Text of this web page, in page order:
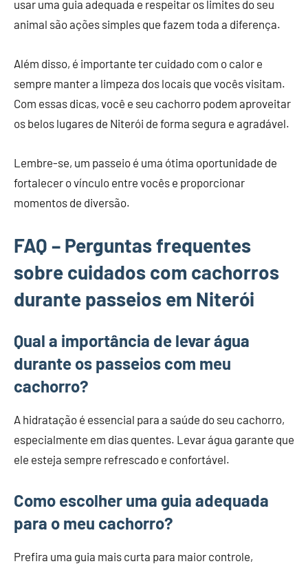
usar uma guia adequada e respeitar os limites do seu
animal são ações simples que fazem toda a diferença.
Além disso, é importante ter cuidado com o calor e
sempre manter a limpeza dos locais que vocês visitam.
Com essas dicas, você e seu cachorro podem aproveitar
os belos lugares de Niterói de forma segura e agradável.
Lembre-se, um passeio é uma ótima oportunidade de
fortalecer o vínculo entre vocês e proporcionar
momentos de diversão.
FAQ – Perguntas frequentes
sobre cuidados com cachorros
durante passeios em Niterói
Qual a importância de levar água
durante os passeios com meu
cachorro?
A hidratação é essencial para a saúde do seu cachorro,
especialmente em dias quentes. Levar água garante que
ele esteja sempre refrescado e confortável.
Como escolher uma guia adequada
para o meu cachorro?
Prefira uma guia mais curta para maior controle,